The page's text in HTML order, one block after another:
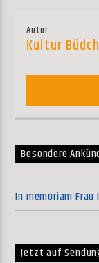
Autor
Kultur
Besondere
In memoriam
Jetzt auf